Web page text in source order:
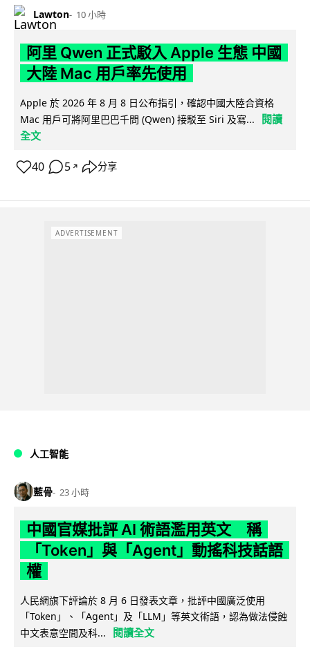
Lawton 10 小時
阿里 Qwen 正式駁入 Apple 生態 中國
大陸 Mac 用戶率先使用
Apple 於 2026 年 8 月 8 日公布指引，確認中國大陸合資格
Mac 用戶可將阿里巴巴千問 (Qwen) 接駁至 Siri 及寫...
閱讀
全文
40 5 ↗ 分享
ADVERTISEMENT
人工智能
藍骨 23 小時
中國官媒批評 AI 術語濫用英文 稱
「Token」與「Agent」動搖科技話語
權
人民網旗下評論於 8 月 6 日發表文章，批評中國廣泛使用
「Token」、「Agent」及「LLM」等英文術語，認為做法侵蝕
中文表意空間及科...
閱讀全文